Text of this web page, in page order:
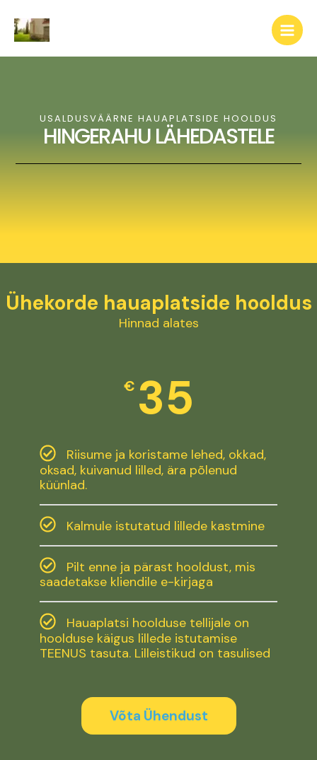
content
Main
USALDUSVÄÄRNE HAUAPLATSIDE HOOLDUS
HINGERAHU LÄHEDASTELE
Ühekorde hauaplatside hooldus
Hinnad alates
€ 35
Riisume ja koristame lehed, okkad,
oksad, kuivanud lilled, ära põlenud
küünlad.
Kalmule istutatud lillede kastmine
Pilt enne ja pärast hooldust, mis
saadetakse kliendile e-kirjaga
Hauaplatsi hoolduse tellijale on
hoolduse käigus lillede istutamise
TEENUS tasuta. Lilleistikud on tasulised
Võta Ühendust